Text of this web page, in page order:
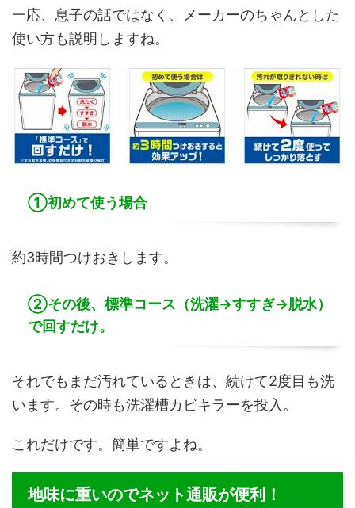
一応、息子の話ではなく、メーカーのちゃんとした
使い方も説明しますね。
①初めて使う場合
約3時間つけおきします。
②その後、標準コース（洗濯→すすぎ→脱水）
で回すだけ。
それでもまだ汚れているときは、続けて2度目も洗
います。その時も洗濯槽カビキラーを投入。
これだけです。簡単ですよね。
地味に重いのでネット通販が便利！